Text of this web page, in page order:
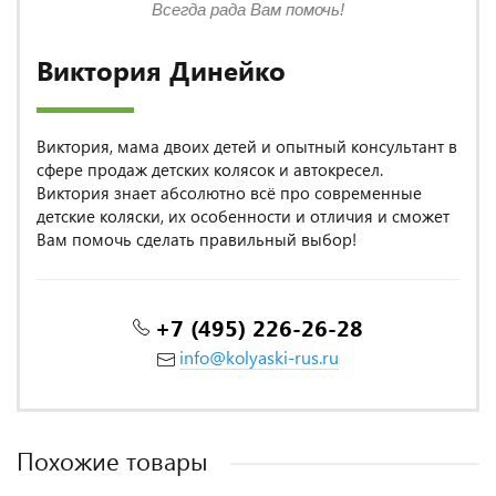
Виктория Динейко
Виктория, мама двоих детей и опытный консультант в
сфере продаж детских колясок и автокресел.
Виктория знает абсолютно всё про современные
детские коляски, их особенности и отличия и сможет
Вам помочь сделать правильный выбор!
+7 (495) 226-26-28
info@kolyaski-rus.ru
Всегда рада Вам помочь!
Похожие товары